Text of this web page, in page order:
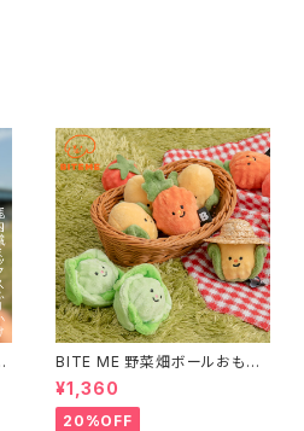
BITE ME 野菜畑ボールおもち
ゃ 2個セット バイトミー
¥1,360
20%OFF